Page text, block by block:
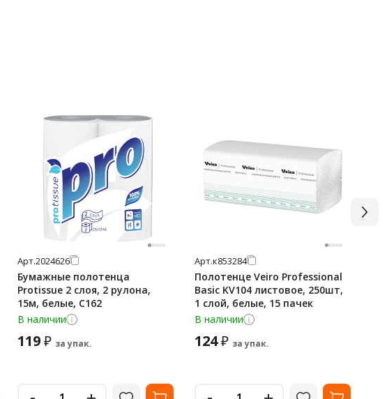
Арт.2024626
Бумажные полотенца
Protissue 2 слоя, 2 рулона,
15м, белые, С162
В наличии
119₽ за упак.
Арт.к853284
Полотенце Veiro Professional
Basic KV104 листовое, 250шт,
1 слой, белые, 15 пачек
В наличии
124₽ за упак.